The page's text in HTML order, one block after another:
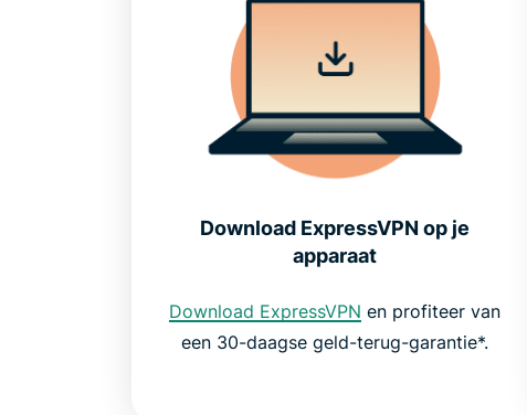
Download ExpressVPN op je
apparaat
Download ExpressVPN en profiteer van
een 30-daagse geld-terug-garantie*.